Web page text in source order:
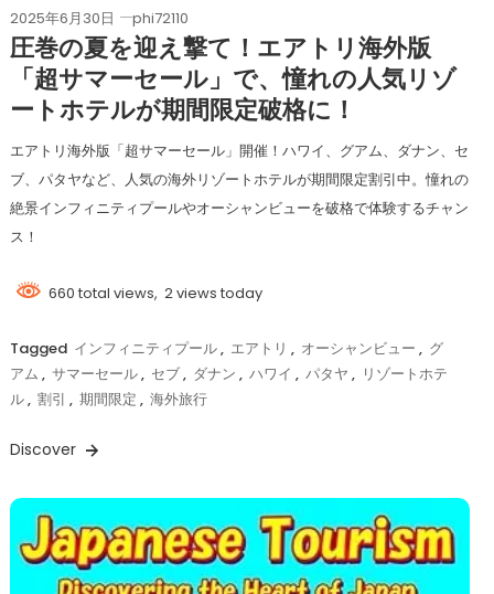
2025年6月30日 phi72110
圧巻の夏を迎え撃て！エアトリ海外版
「超サマーセール」で、憧れの人気リゾ
ートホテルが期間限定破格に！
エアトリ海外版「超サマーセール」開催！ハワイ、グアム、ダナン、セ
ブ、パタヤなど、人気の海外リゾートホテルが期間限定割引中。憧れの
絶景インフィニティプールやオーシャンビューを破格で体験するチャン
ス！
660 total views, 2 views today
Tagged インフィニティプール, エアトリ , オーシャンビュー , グ
アム , サマーセール, セブ, ダナン , ハワイ , パタヤ , リゾートホテ
ル, 割引 , 期間限定 , 海外旅行
Discover